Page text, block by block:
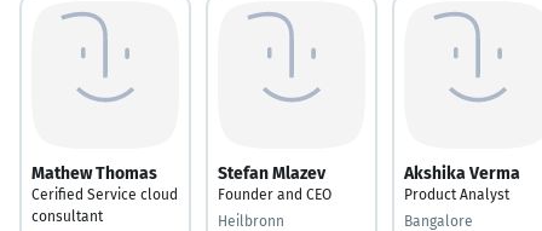
Mathew Thomas
Cerified Service cloud
consultant
Stefan Mlazev
Founder and CEO
Heilbronn
Akshika Verma
Product Analyst
Bangalore